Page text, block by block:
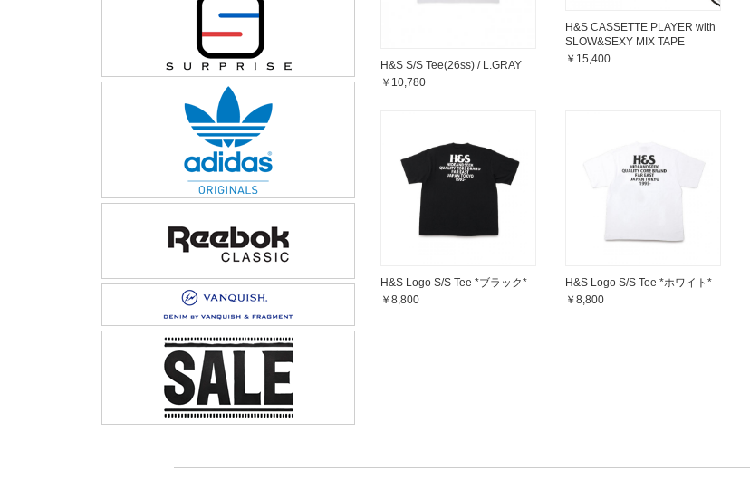
H&S S/S Tee(26ss) / L.GRAY
￥10,780
H&S CASSETTE PLAYER with
SLOW&SEXY MIX TAPE
￥15,400
H&S Logo S/S Tee *ブラック*
￥8,800
H&S Logo S/S Tee *ホワイト*
￥8,800